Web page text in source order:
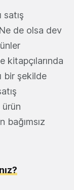
satış
de olsa dev
kitapçılarında
bir şekilde
ürün
bağımsız